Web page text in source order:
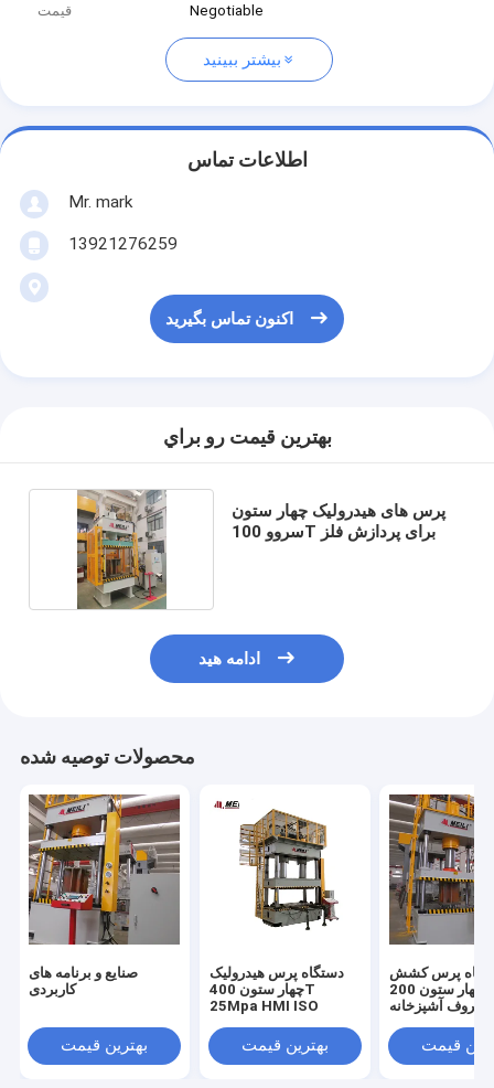
قیمت
Negotiable
بیشتر ببینید
اطلاعات تماس
Mr. mark
13921276259
اکنون تماس بگیرید
بهترين قيمت رو براي
پرس های هیدرولیک چهار ستون
سروو 100T برای پردازش فلز
ادامه هید
محصولات توصیه شده
صنایع و برنامه های
کاربردی
بهترین قیمت
دستگاه پرس هیدرولیک
چهار ستون 400T
25Mpa HMI ISO
بهترین قیمت
پرس کشش
عمیق چهار ستون 200T
ظروف آشپزخانه
قیمت